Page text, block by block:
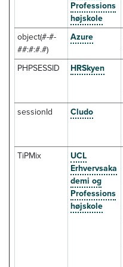
Professions
højskole
object(#-#-
##:#:#.#)
Azure
PHPSESSID HRSkyen
sessionId Cludo
TiPMix
UCL
Erhvervsaka
demi og
Professions
højskole